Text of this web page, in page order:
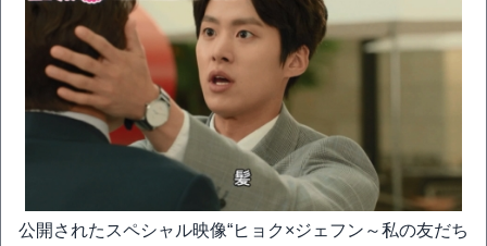
公開されたスペシャル映像“ヒョク×ジェフン～私の友だち